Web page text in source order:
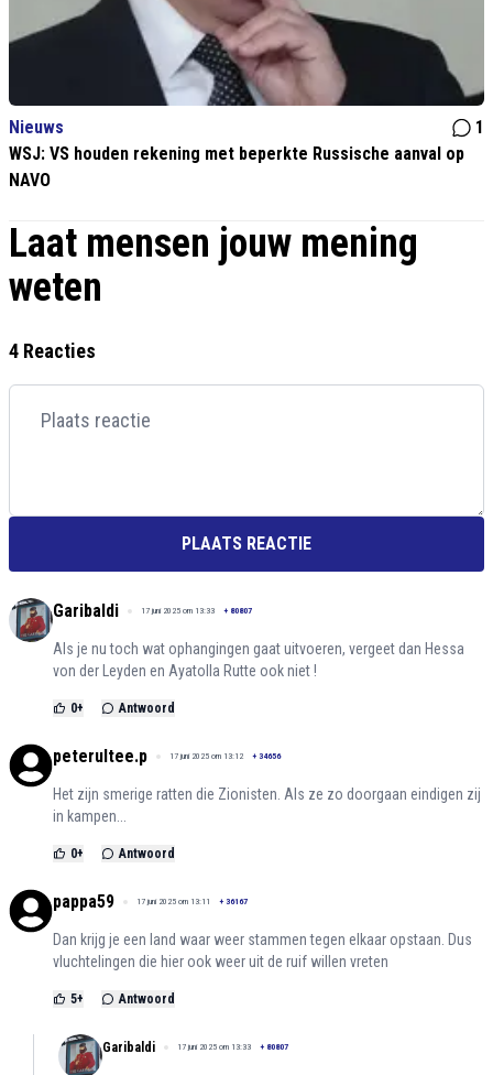
Nieuws
1
WSJ: VS houden rekening met beperkte Russische aanval op
NAVO
Laat mensen jouw mening
weten
4 Reacties
PLAATS REACTIE
Garibaldi 17 juni 2025 om 13:33 + 80807
Als je nu toch wat ophangingen gaat uitvoeren, vergeet dan Hessa
von der Leyden en Ayatolla Rutte ook niet !
0+ Antwoord
peterultee.p 17 juni 2025 om 13:12 + 34656
Het zijn smerige ratten die Zionisten. Als ze zo doorgaan eindigen zij
in kampen...
0+ Antwoord
pappa59 17 juni 2025 om 13:11 + 36167
Dan krijg je een land waar weer stammen tegen elkaar opstaan. Dus
vluchtelingen die hier ook weer uit de ruif willen vreten
5+ Antwoord
Garibaldi 17 juni 2025 om 13:33 + 80807